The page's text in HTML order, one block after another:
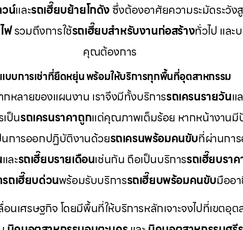
น์และรถเฮี๊ยบย้ายโกดังซึ่งต้องอาศัยความระมัดระวัง
ฟรวมถึงการใช้รถเฮี๊ยบสำหรับงานก่อสร้างทั่วไป และ
คุณต้องการ
บบการเช่าที่ยืดหยุ่น พร้อมให้บริการทุกพื้นที่อุตสาหกรรม
กหลายของแผนงาน เราจึงมีทั้งบริการรถเครนรายวันแ
ป็นรถเครนราคาถูกแต่คุณภาพเต็มร้อย หากหน้างาน
นการออกปฏิบัติงานด้วยรถเครนพร้อมคนขับที่ผ่านกา
และรถเฮี๊ยบรายเดือนเช่นกัน ถือเป็นบริการรถเฮี๊ยบรา
รถเฮี๊ยบด่วนพร้อมรับบริการรถเฮี๊ยบพร้อมคนขับมืออ
นเศรษฐกิจ โดยมีพื้นที่ให้บริการหลักเจาะจงไปที่เขตอุต